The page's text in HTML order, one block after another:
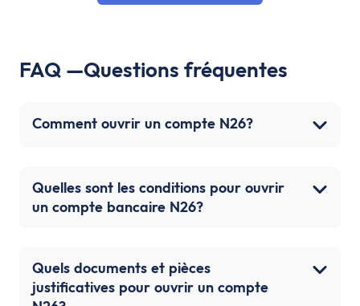
FAQ —Questions fréquentes
Comment ouvrir un compte N26?
Quelles sont les conditions pour ouvrir
un compte bancaire N26?
Quels documents et pièces
justificatives pour ouvrir un compte